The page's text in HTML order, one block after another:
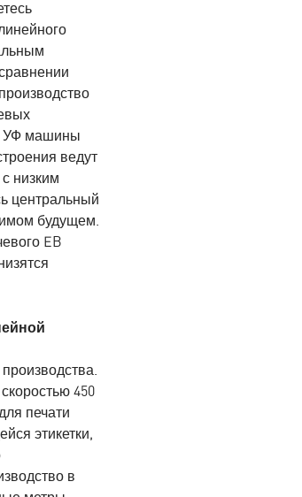
/ УФ машины
ведут
низким
центральный
будущем.
EB
450
печати
этикетки,
в